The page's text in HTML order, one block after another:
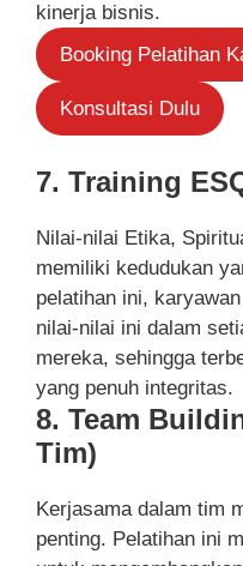
kinerja bisnis.
Booking Pelatihan
Konsultasi Dulu
7. Training
Nilai-nilai Etika,
memiliki kedudukan
pelatihan ini,
nilai-nilai ini dalam
mereka, sehingga
yang penuh integritas.
8. Team
Tim)
Kerjasama dalam tim
penting. Pelatihan ini